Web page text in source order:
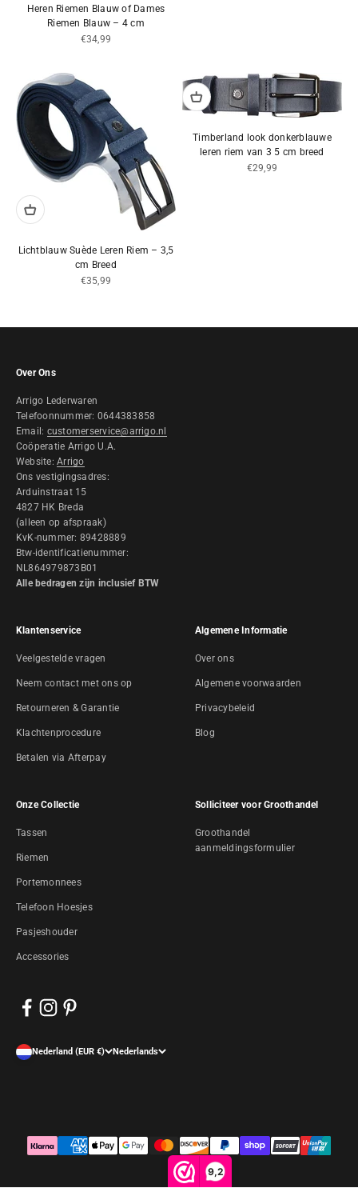
9,2
Heren Riemen Blauw of Dames
Riemen Blauw – 4 cm
Aanbiedingsprijs
€34,99
Lichtblauw Suède Leren Riem – 3,5
cm Breed
Aanbiedingsprijs
€35,99
Timberland look donkerblauwe
leren riem van 3 5 cm breed
Aanbiedingsprijs
€29,99
Over Ons
Arrigo Lederwaren
Telefoonnummer: 0644383858
Email: customerservice@arrigo.nl
Coöperatie Arrigo U.A.
Website:Arrigo
Ons vestigingsadres:
Arduinstraat 15
4827 HK Breda
(alleen op afspraak)
KvK-nummer: 89428889
Btw-identificatienummer:
NL864979873B01
Alle bedragen zijn inclusief BTW
Klantenservice
Veelgestelde vragen
Neem contact met ons op
Retourneren & Garantie
Klachtenprocedure
Betalen via Afterpay
Algemene Informatie
Over ons
Algemene voorwaarden
Privacybeleid
Blog
Onze Collectie
Tassen
Riemen
Portemonnees
Telefoon Hoesjes
Pasjeshouder
Accessories
Solliciteer voor Groothandel
Groothandel
aanmeldingsformulier
Nederland (EUR €) Nederlands